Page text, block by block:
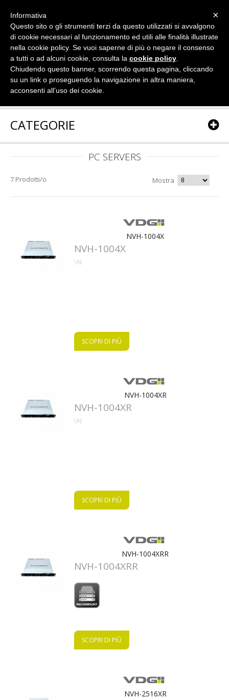
CATEGORIE
PC SERVERS
7 Prodotti/o Mostra
NVH-1004X
NVH-1004X
\N
SCOPRI DI PIÙ
NVH-1004XR
NVH-1004XR
\N
SCOPRI DI PIÙ
NVH-1004XRR
NVH-1004XRR
SCOPRI DI PIÙ
NVH-2516XR
×
Informativa
Questo sito o gli strumenti terzi da questo utilizzati si avvalgono
di cookie necessari al funzionamento ed utili alle finalità illustrate
nella cookie policy. Se vuoi saperne di più o negare il consenso
a tutti o ad alcuni cookie, consulta la cookie policy
Chiudendo questo banner, scorrendo questa pagina, cliccando
su un link o proseguendo la navigazione in altra maniera,
acconsenti all’uso dei cookie.